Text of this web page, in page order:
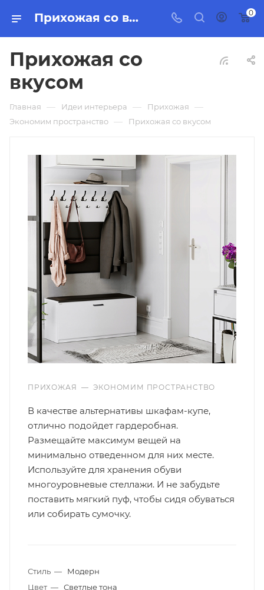
Прихожая со вкусом 0
Прихожая со
вкусом
Главная — Идеи интерьера — Прихожая —
Экономим пространство — Прихожая со вкусом
ПРИХОЖАЯ— ЭКОНОМИМ ПРОСТРАНСТВО
В качестве альтернативы шкафам-купе,
отлично подойдет гардеробная.
Размещайте максимум вещей на
минимально отведенном для них месте.
Используйте для хранения обуви
многоуровневые стеллажи. И не забудьте
поставить мягкий пуф, чтобы сидя обуваться
или собирать сумочку.
Стиль —
Модерн
Цвет — Светлые тона